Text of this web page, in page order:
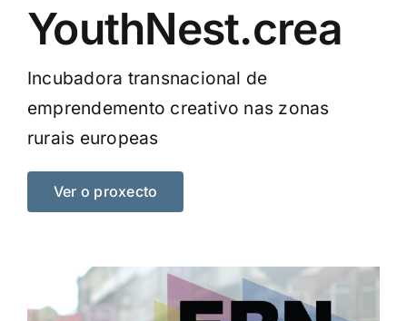
YouthNest.crea
Incubadora transnacional de
emprendemento creativo nas zonas
rurais europeas
Ver o proxecto